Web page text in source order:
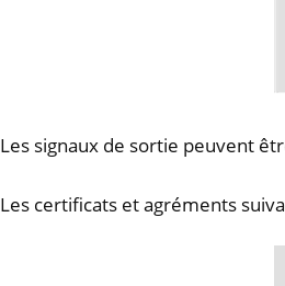
Les signaux de sortie peuvent
Les certificats et agréments